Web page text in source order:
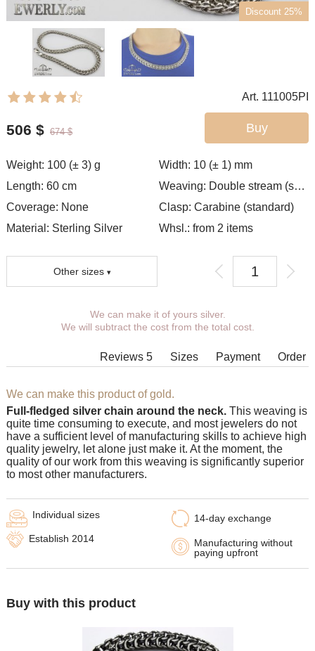
Discount 25%
Art. 111005PI
Buy
506 $ 674 $
Weight: 100 (± 3) g Width: 10 (± 1) mm
Length: 60 cm Weaving: Double stream (seagull)
Coverage: None Clasp:Carabine (standard)
Material: Sterling Silver
Whsl.: from 2 items
Other sizes
You can choose coverage, weight,
length, width, clasp.
width, length and weight cannot be
We can make it of yours silver.
We will subtract the cost from the total cost.
Reviews 5 Order
Payment
Sizes
We can make this product of gold.
Full-fledged silver chain around the neck. This weaving is
quite time consuming to execute, and most jewelers do not
have a sufficient level of manufacturing skills to achieve high
quality jewelry, let alone just make it. At the moment, the
quality of our work from this weaving is significantly superior
to most other manufacturers.
14-day exchange
Manufacturing without
paying upfront
Individual sizes
Establish 2014
Buy with this product